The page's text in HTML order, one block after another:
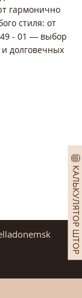
КАЛЬКУЛЯТОР ШТОР
гармонично
стиля: от
- 01 — выбор
долговечных